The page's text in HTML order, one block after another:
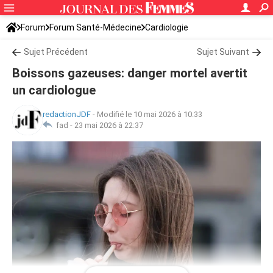
Forum Forum Santé-Médecine Cardiologie
Sujet Précédent Sujet Suivant
Boissons gazeuses: danger mortel avertit
un cardiologue
redactionJDF - Modifié le 10 mai 2026 à 10:33
fad - 23 mai 2026 à 22:37